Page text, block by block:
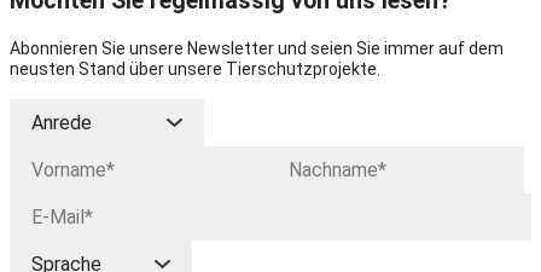
Abonnieren Sie unsere Newsletter und seien Sie immer auf dem
neusten Stand über unsere Tierschutzprojekte.